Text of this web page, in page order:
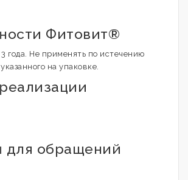
Фитовит®
года. Не применять по истечению
на упаковке.
для обращений